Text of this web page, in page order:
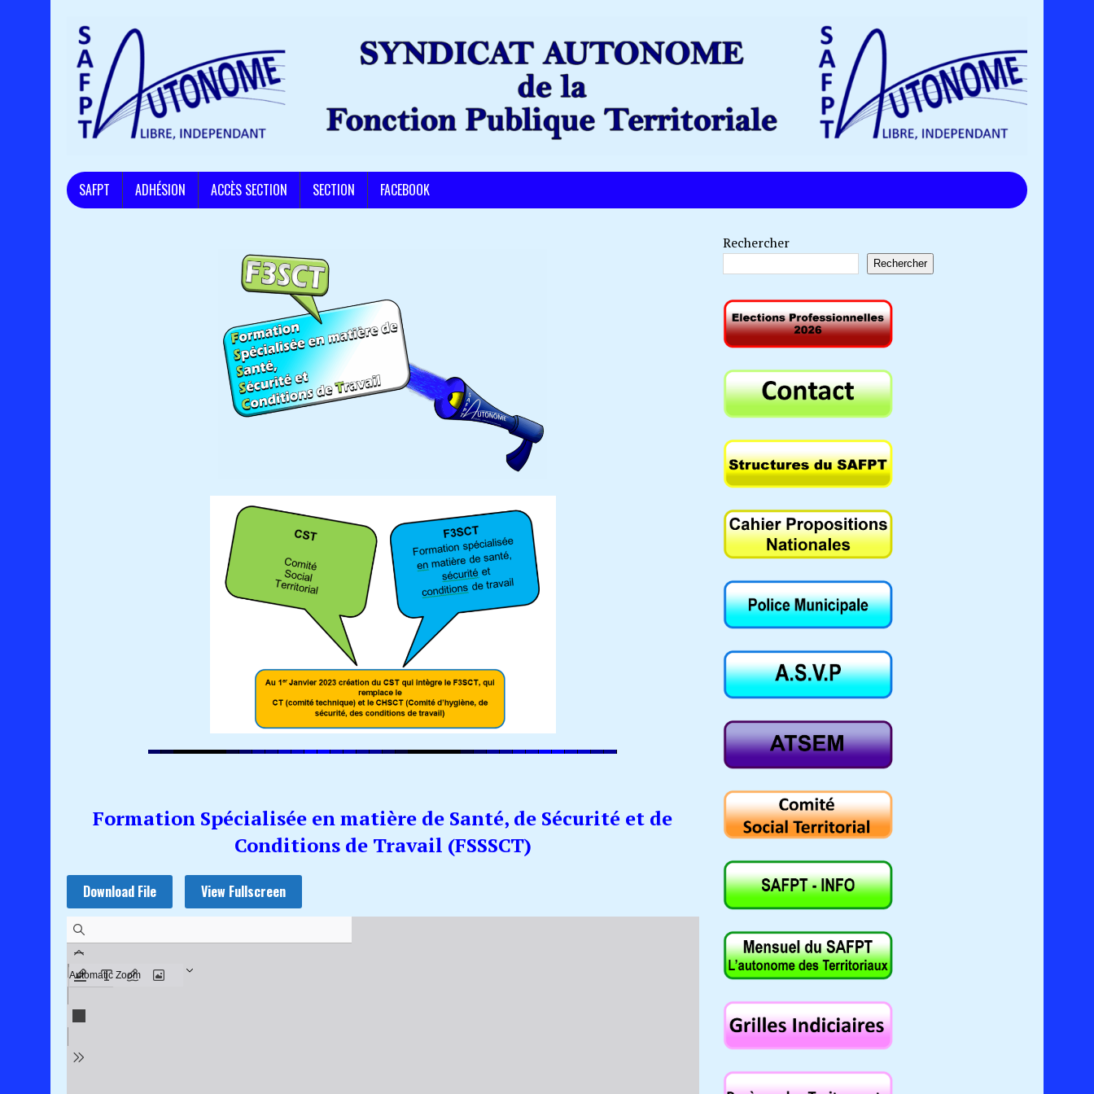
SAFPT ADHÉSION ACCÈS SECTION SECTION FACEBOOK
Formation Spécialisée en matière de Santé, de Sécurité et de
Conditions de Travail (FSSSCT)
Download File View Fullscreen
Rechercher
Rechercher